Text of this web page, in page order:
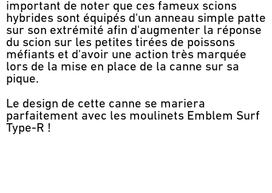
important de noter que ces fameux scions
hybrides sont équipés d'un anneau simple patte
sur son extrémité afin d'augmenter la réponse
du scion sur les petites tirées de poissons
méfiants et d'avoir une action très marquée
lors de la mise en place de la canne sur sa
pique.
Le design de cette canne se mariera
parfaitement avec les moulinets Emblem Surf
Type-R !